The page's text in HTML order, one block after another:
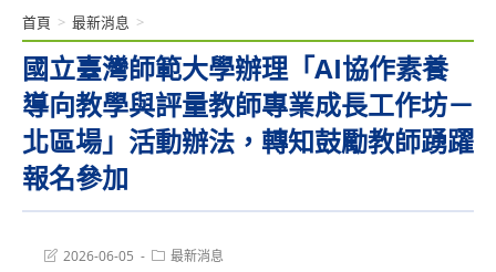
國立臺灣師範大學辦理「AI協作素養
導向教學與評量教師專業成長工作坊－
北區場」活動辦法，轉知鼓勵教師踴躍
報名參加
首頁 > 最新消息 >
Post2026-06-05
Post最新消息